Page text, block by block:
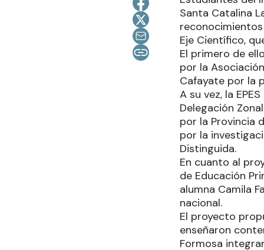
Santa Catalina
Eje Científico,
El primero de
por la
Cafayate por la
A su vez, la
Delegación
por la Provincia
por la
Distinguida.
En cuanto al
de Educación
alumna Camila
nacional.
El proyecto
enseñaron
Formosa